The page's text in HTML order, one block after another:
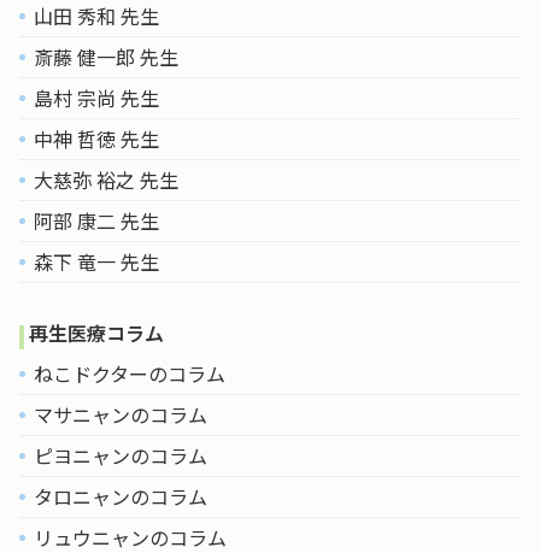
山田 秀和 先生
斎藤 健一郎 先生
島村 宗尚 先生
中神 哲徳 先生
大慈弥 裕之 先生
阿部 康二 先生
森下 竜一 先生
再生医療コラム
ねこドクターのコラム
マサニャンのコラム
ピヨニャンのコラム
タロニャンのコラム
リュウニャンのコラム